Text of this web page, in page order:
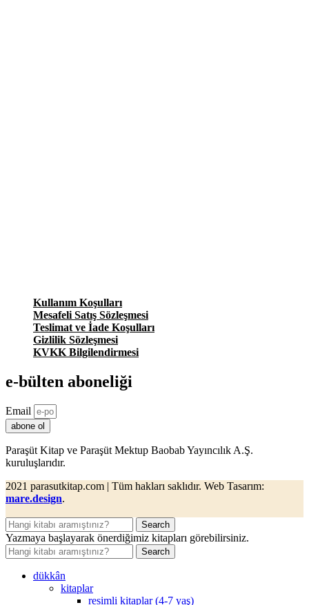
Kullanım Koşulları
Mesafeli Satış Sözleşmesi
Teslimat ve İade Koşulları
Gizlilik Sözleşmesi
KVKK Bilgilendirmesi
e-bülten aboneliği
Email
abone ol
Paraşüt Kitap ve Paraşüt Mektup Baobab Yayıncılık A.Ş.
kuruluşlarıdır.
2021 parasutkitap.com | Tüm hakları saklıdır. Web Tasarım:
mare.design.
Search
Yazmaya başlayarak önerdiğimiz kitapları görebilirsiniz.
Search
dükkân
kitaplar
resimli kitaplar (4-7 yaş)